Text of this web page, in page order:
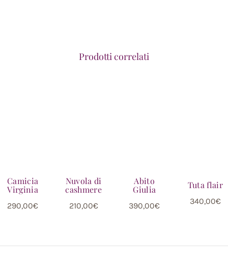
Prodotti correlati
Camicia
Virginia
290,00€
Nuvola di
cashmere
210,00€
Abito
Giulia
390,00€
Tuta flair
340,00€